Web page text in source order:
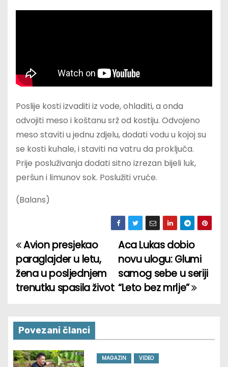
Poslije kosti izvaditi iz vode, ohladiti, a onda
odvojiti meso i koštanu srž od kostiju. Odvojeno
meso staviti u jednu zdjelu, dodati vodu u kojoj su
se kosti kuhale, i staviti na vatru da proključa.
Prije posluživanja dodati sitno izrezan bijeli luk,
peršun i limunov sok. Poslužiti vruće.
(Balans)
P
o
s
n
a
Aca Lukas dobio
novu ulogu: Glumi
samog sebe u seriji
“Leto bez mrlje”
Avion presjekao
paraglajder u letu,
žena u posljednjem
trenutku spasila život
Povezani članci
MAGAZIN VIDEO